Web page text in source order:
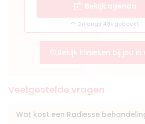
Bekijk agenda
Onlangs 48x geboekt
Bekijk klinieken bij jou
Veelgestelde vragen
Wat kost een Radiesse